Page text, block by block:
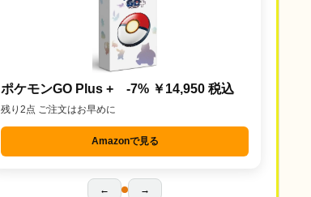
ポケモンGO Plus + -7% ￥14,950 税込
残り2点 ご注文はお早めに
Amazonで見る
← →